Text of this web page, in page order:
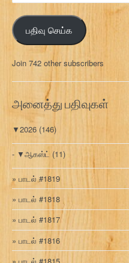
ன
ஞ்
ச
ல்
க
வ
பதிவு செய்க
Join 742 other subscribers
அனைத்து பதிவுகள்
▼2026 (146)
▼ஆகஸ்ட் (11)
பாடல் #1819
பாடல் #1818
பாடல் #1817
பாடல் #1816